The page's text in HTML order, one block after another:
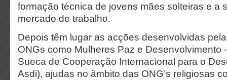
formação técnica de jovens mães solteiras e a
mercado de trabalho.
Depois têm lugar as acções desenvolvidas
ONGs como Mulheres Paz e Desenvolvimento
Sueca de Cooperação Internacional para o
Asdi), ajudas no âmbito das ONG’s religiosas